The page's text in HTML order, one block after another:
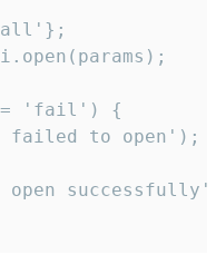
'fail') {
failed to open');
open